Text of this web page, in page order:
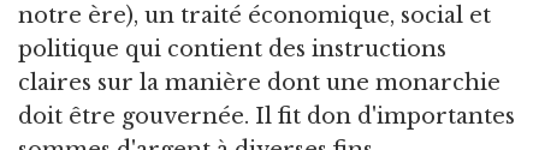
notre ère), un traité économique, social et
politique qui contient des instructions
claires sur la manière dont une monarchie
doit être gouvernée. Il fit don d'importantes